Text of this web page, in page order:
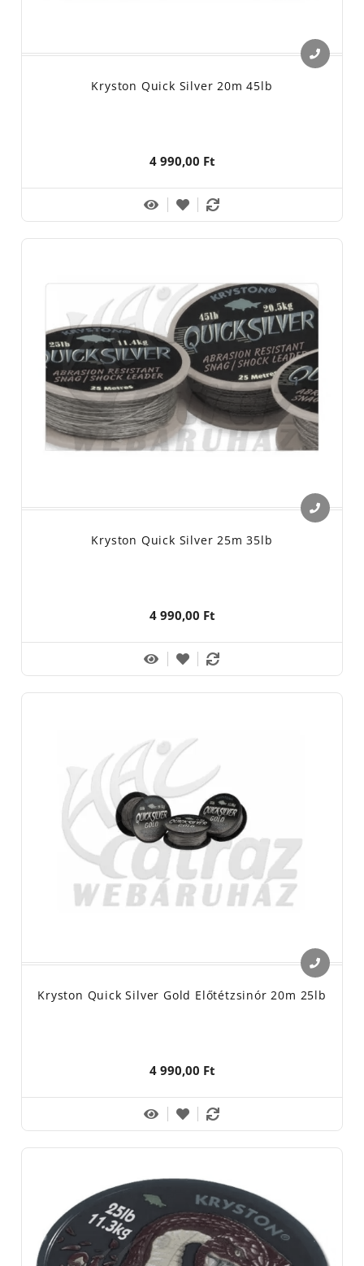
Kryston Quick Silver 20m 45lb
4 990,00 Ft
Kryston Quick Silver 25m 35lb
4 990,00 Ft
Kryston Quick Silver Gold Előtétzsinór 20m 25lb
4 990,00 Ft